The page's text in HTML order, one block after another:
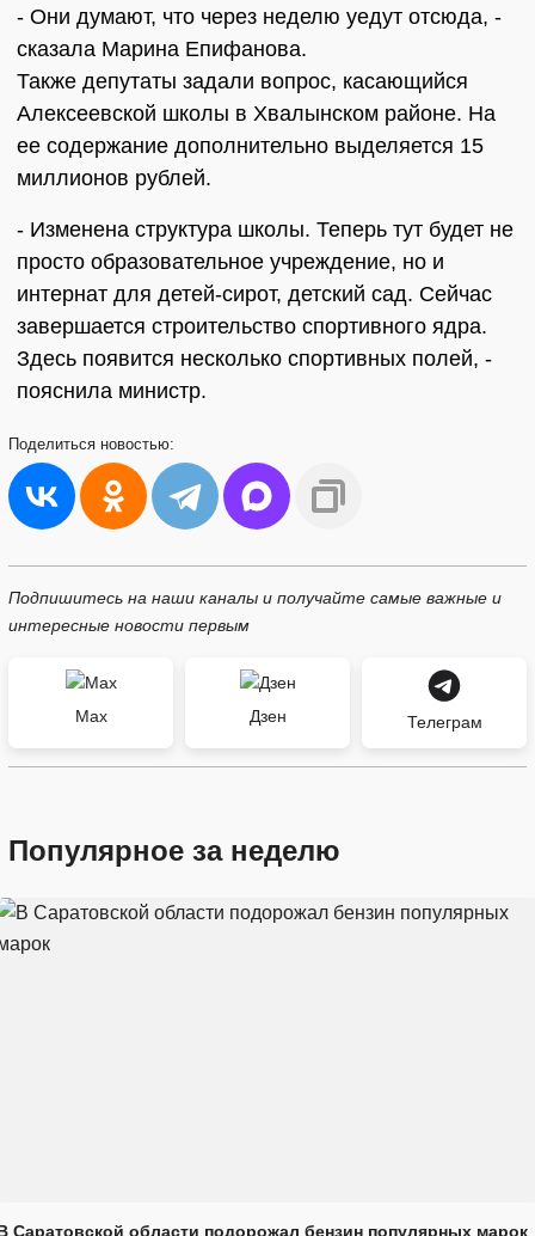
- Они думают, что через неделю уедут отсюда, -
сказала Марина Епифанова.
Также депутаты задали вопрос, касающийся
Алексеевской школы в Хвалынском районе. На
ее содержание дополнительно выделяется 15
миллионов рублей.
- Изменена структура школы. Теперь тут будет не
просто образовательное учреждение, но и
интернат для детей-сирот, детский сад. Сейчас
завершается строительство спортивного ядра.
Здесь появится несколько спортивных полей, -
пояснила министр.
Поделиться новостью:
Подпишитесь на наши каналы и получайте самые важные и
интересные новости первым
Max Дзен Телеграм
Популярное за неделю
Саратовской области подорожал бензин популярных марок